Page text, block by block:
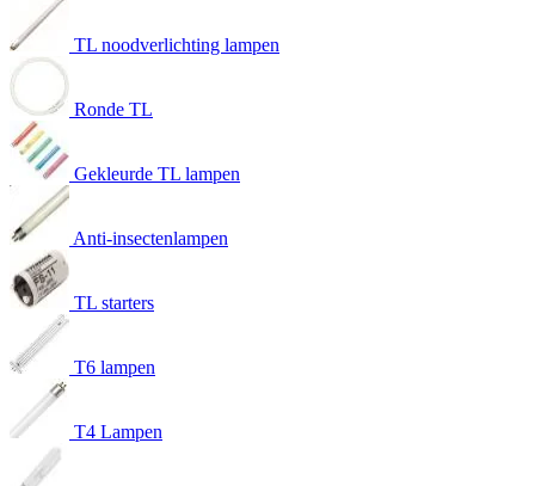
TL noodverlichting lampen
Ronde TL
Gekleurde TL lampen
Anti-insectenlampen
TL starters
T6 lampen
T4 Lampen